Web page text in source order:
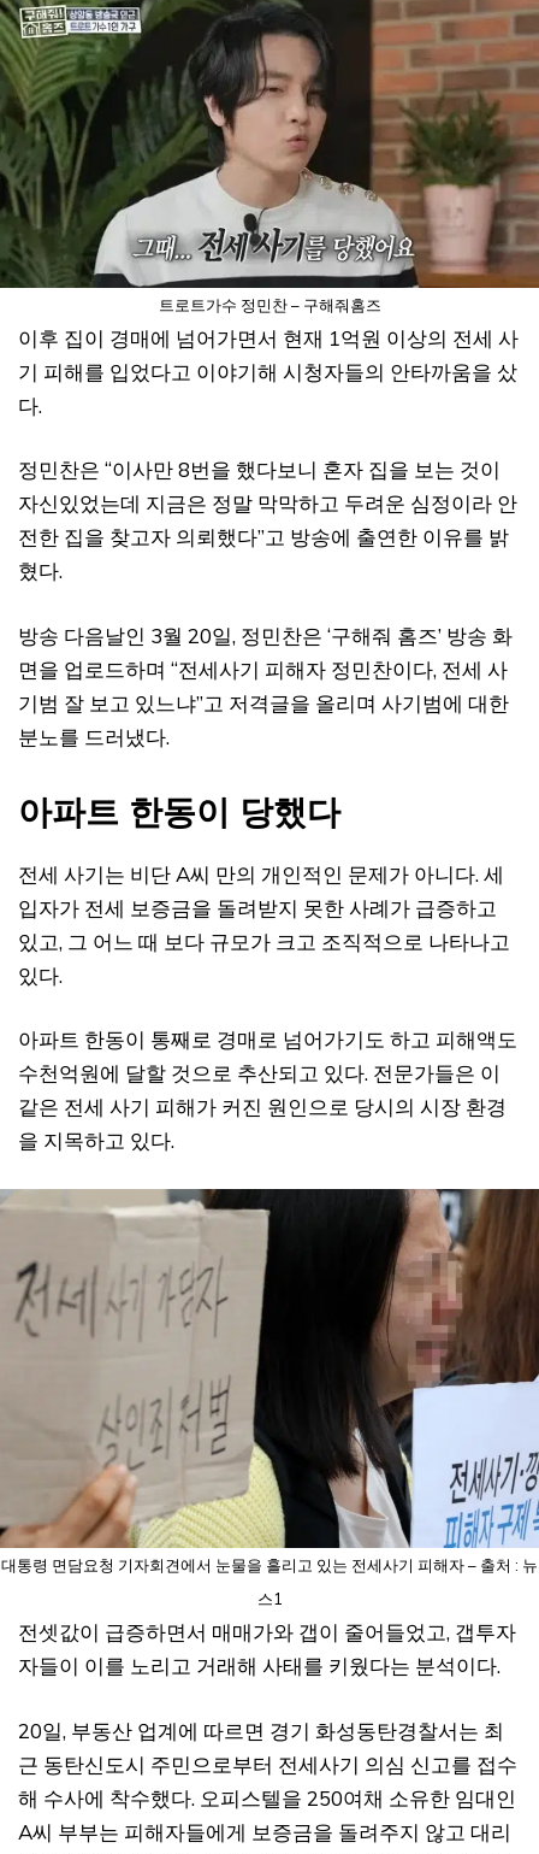
트로트가수 정민찬 – 구해줘홈즈
이후 집이 경매에 넘어가면서 현재 1억원 이상의 전세 사
기 피해를 입었다고 이야기해 시청자들의 안타까움을 샀
다.
정민찬은 “이사만 8번을 했다보니 혼자 집을 보는 것이
자신있었는데 지금은 정말 막막하고 두려운 심정이라 안
전한 집을 찾고자 의뢰했다”고 방송에 출연한 이유를 밝
혔다.
방송 다음날인 3월 20일, 정민찬은 ‘구해줘 홈즈’ 방송 화
면을 업로드하며 “전세사기 피해자 정민찬이다, 전세 사
기범 잘 보고 있느냐”고 저격글을 올리며 사기범에 대한
분노를 드러냈다.
아파트 한동이 당했다
전세 사기는 비단 A씨 만의 개인적인 문제가 아니다. 세
입자가 전세 보증금을 돌려받지 못한 사례가 급증하고
있고, 그 어느 때 보다 규모가 크고 조직적으로 나타나고
있다.
아파트 한동이 통째로 경매로 넘어가기도 하고 피해액도
수천억원에 달할 것으로 추산되고 있다. 전문가들은 이
같은 전세 사기 피해가 커진 원인으로 당시의 시장 환경
을 지목하고 있다.
대통령 면담요청 기자회견에서 눈물을 흘리고 있는 전세사기 피해자 – 출처 : 뉴
스1
전셋값이 급증하면서 매매가와 갭이 줄어들었고, 갭투자
자들이 이를 노리고 거래해 사태를 키웠다는 분석이다.
20일, 부동산 업계에 따르면 경기 화성동탄경찰서는 최
근 동탄신도시 주민으로부터 전세사기 의심 신고를 접수
해 수사에 착수했다. 오피스텔을 250여채 소유한 임대인
A씨 부부는 피해자들에게 보증금을 돌려주지 않고 대리